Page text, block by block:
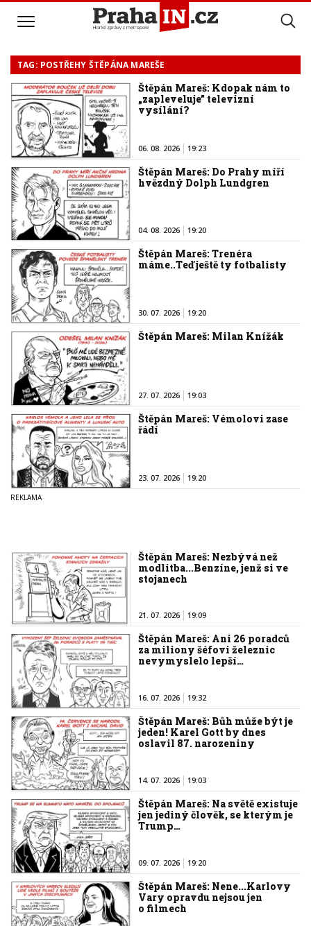
TAG: POSTŘEHY ŠTĚPÁNA MAREŠE
Štěpán Mareš: Kdopak nám to
„zapleveluje” televizní
vysílání?
06. 08. 2026 19:23
Štěpán Mareš: Do Prahy míří
hvězdný Dolph Lundgren
04. 08. 2026 19:20
Štěpán Mareš: Trenéra
máme..Teď ještě ty fotbalisty
30. 07. 2026 19:20
Štěpán Mareš: Milan Knížák
27. 07. 2026 19:03
Štěpán Mareš: Vémolovi zase
řádí
23. 07. 2026 19:20
Štěpán Mareš: Nezbývá než
modlitba...Benzíne, jenž si ve
stojanech
21. 07. 2026 19:09
Štěpán Mareš: Ani 26 poradců
za miliony šéfovi železnic
nevymyslelo lepší…
16. 07. 2026 19:32
Štěpán Mareš: Bůh může být je
jeden! Karel Gott by dnes
oslavil 87. narozeniny
14. 07. 2026 19:03
Štěpán Mareš: Na světě existuje
jen jediný člověk, se kterým je
Trump…
09. 07. 2026 19:20
Štěpán Mareš: Nene...Karlovy
Vary opravdu nejsou jen
o filmech